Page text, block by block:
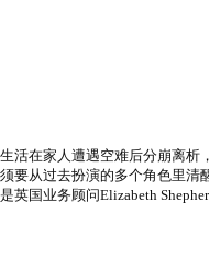
在家人遭遇空难后分崩离
从过去扮演的多个角色里
英国业务顾问Elizabeth